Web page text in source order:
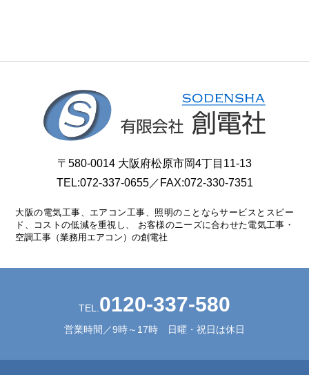
〒580-0014 大阪府松原市岡4丁目11-13
TEL:072-337-0655／FAX:072-330-7351
大阪の電気工事、エアコン工事、照明のことならサービスとスピー
ド、コストの低減を重視し、
お客様のニーズに合わせた電気工事・
空調工事（業務用エアコン）の創電社
TEL. 0120-337-580
営業時間／9時～17時 日曜・祝日は休日